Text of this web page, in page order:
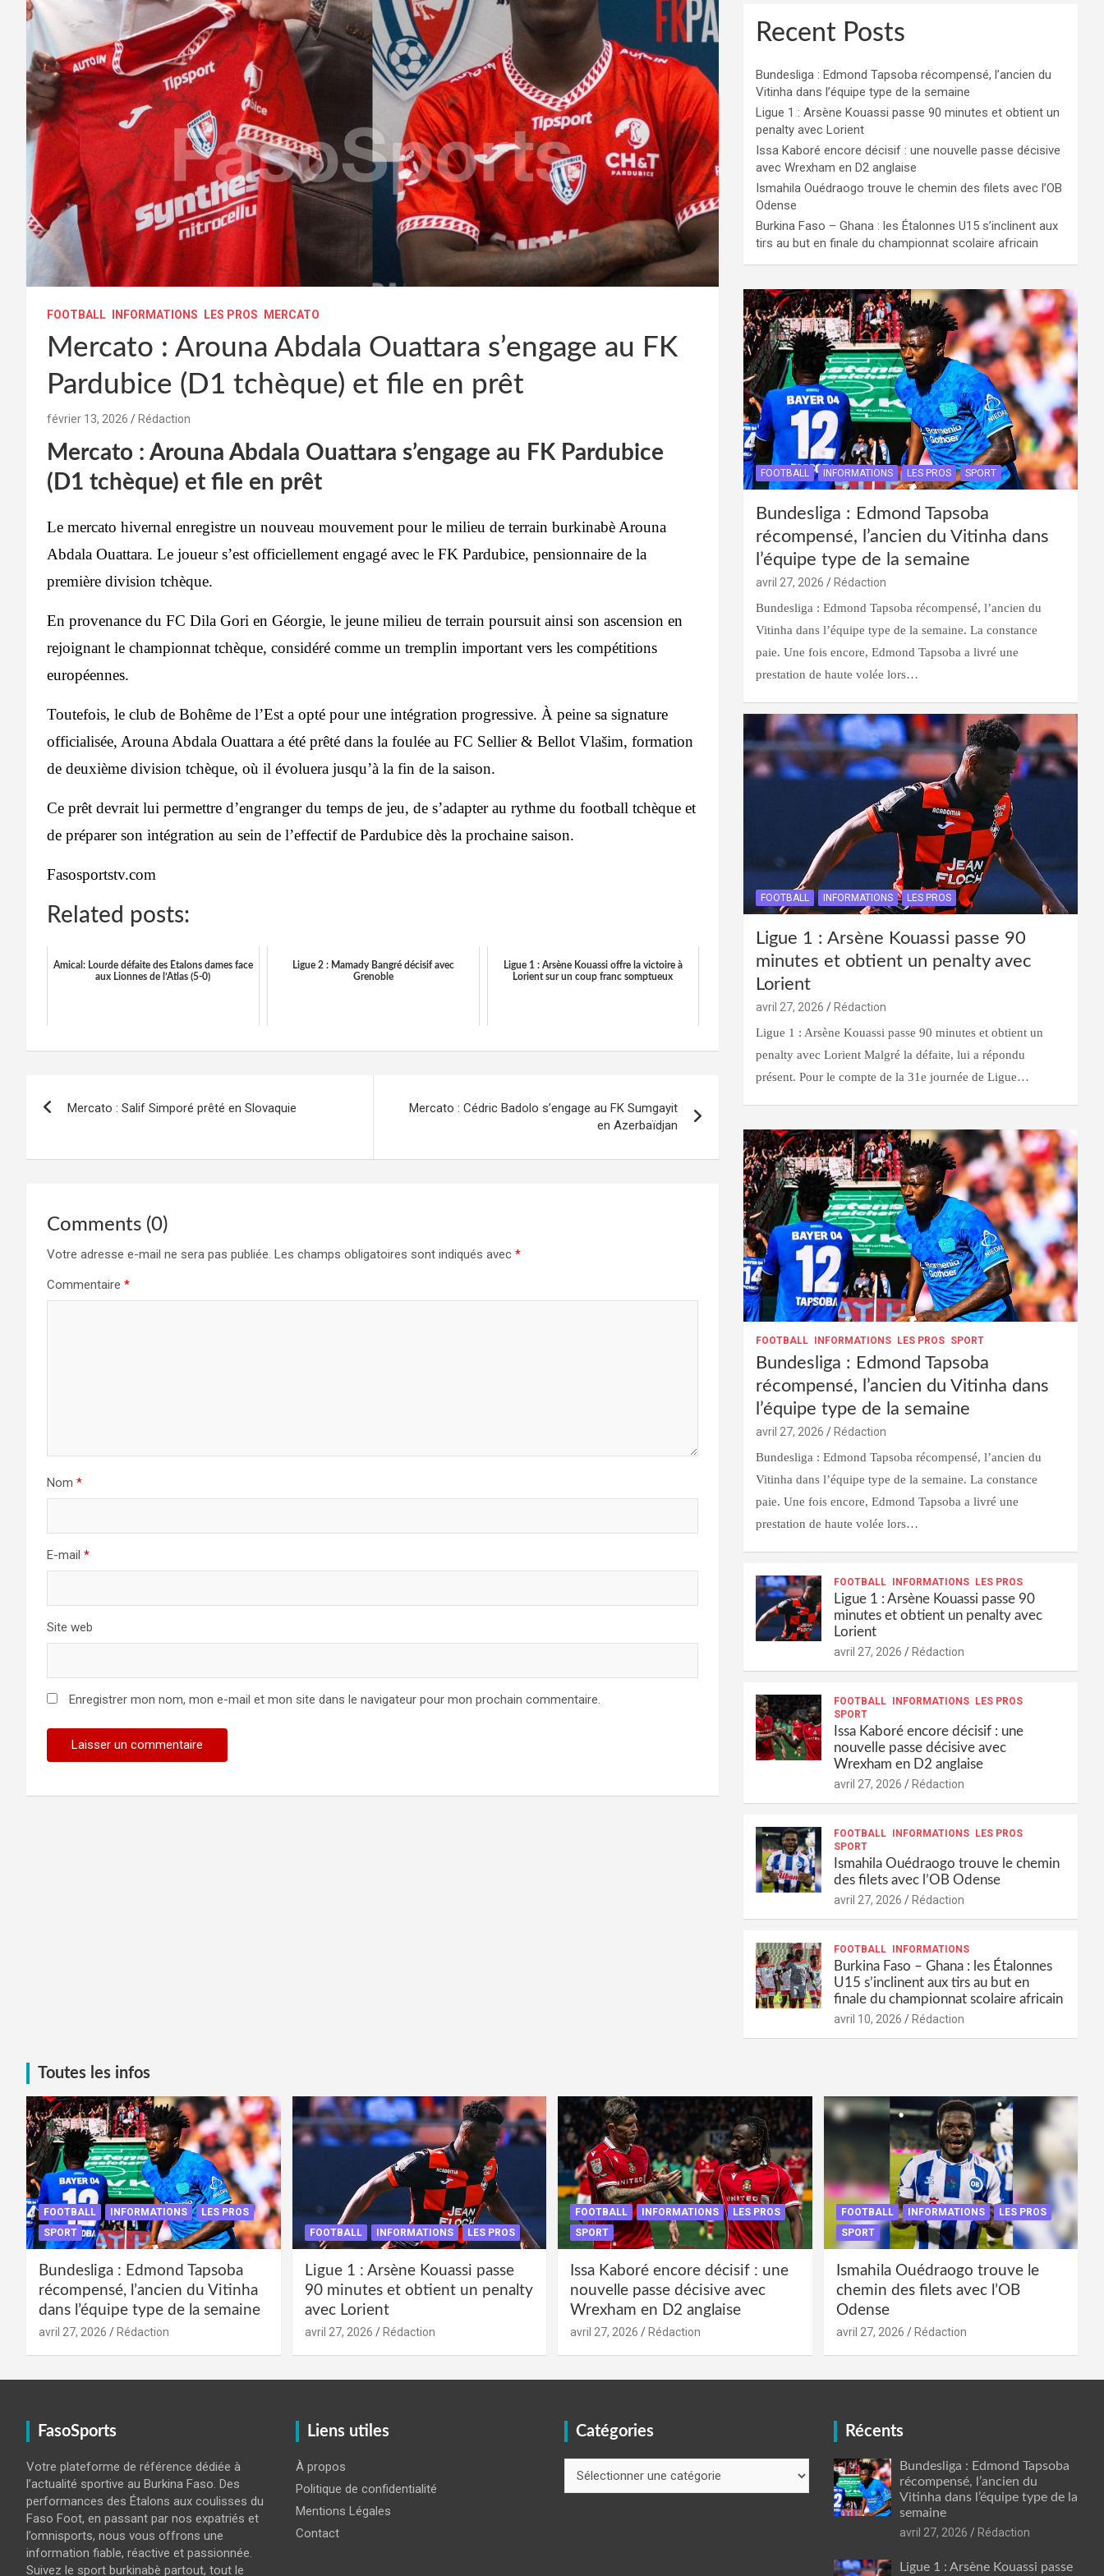
FOOTBALL INFORMATIONS LES PROS MERCATO
Mercato : Arouna Abdala Ouattara s’engage au FK
Pardubice (D1 tchèque) et file en prêt
février 13, 2026 Rédaction
Mercato : Arouna Abdala Ouattara s’engage au FK Pardubice
(D1 tchèque) et file en prêt
Le mercato hivernal enregistre un nouveau mouvement pour le milieu de terrain burkinabè Arouna
Abdala Ouattara. Le joueur s’est officiellement engagé avec le FK Pardubice, pensionnaire de la
première division tchèque.
En provenance du FC Dila Gori en Géorgie, le jeune milieu de terrain poursuit ainsi son ascension en
rejoignant le championnat tchèque, considéré comme un tremplin important vers les compétitions
européennes.
Toutefois, le club de Bohême de l’Est a opté pour une intégration progressive. À peine sa signature
officialisée, Arouna Abdala Ouattara a été prêté dans la foulée au FC Sellier & Bellot Vlašim, formation
de deuxième division tchèque, où il évoluera jusqu’à la fin de la saison.
Ce prêt devrait lui permettre d’engranger du temps de jeu, de s’adapter au rythme du football tchèque et
de préparer son intégration au sein de l’effectif de Pardubice dès la prochaine saison.
Fasosportstv.com
Related posts:
Amical: Lourde défaite des Étalons dames face
aux Lionnes de l’Atlas (5-0)
Ligue 2 : Mamady Bangré décisif avec
Grenoble
Ligue 1 : Arsène Kouassi offre la victoire à
Lorient sur un coup franc somptueux
l’article
Mercato : Salif Simporé prêté en Slovaquie
Mercato : Cédric Badolo s’engage au FK Sumgayit
en Azerbaïdjan
Comments (0)
Votre adresse e-mail ne sera pas publiée. Les champs obligatoires sont indiqués avec *
Commentaire *
Nom *
E-mail *
Site web
Enregistrer mon nom, mon e-mail et mon site dans le navigateur pour mon prochain commentaire.
Recent Posts
Bundesliga : Edmond Tapsoba récompensé, l’ancien du
Vitinha dans l’équipe type de la semaine
Ligue 1 : Arsène Kouassi passe 90 minutes et obtient un
penalty avec Lorient
Issa Kaboré encore décisif : une nouvelle passe décisive
avec Wrexham en D2 anglaise
Ismahila Ouédraogo trouve le chemin des filets avec l’OB
Odense
Burkina Faso – Ghana : les Étalonnes U15 s’inclinent aux
tirs au but en finale du championnat scolaire africain
FOOTBALL INFORMATIONS LES PROS SPORT
Bundesliga : Edmond Tapsoba
récompensé, l’ancien du Vitinha dans
l’équipe type de la semaine
avril 27, 2026
Rédaction
Bundesliga : Edmond Tapsoba récompensé, l’ancien du
Vitinha dans l’équipe type de la semaine. La constance
paie. Une fois encore, Edmond Tapsoba a livré une
prestation de haute volée lors…
FOOTBALL INFORMATIONS LES PROS
Ligue 1 : Arsène Kouassi passe 90
minutes et obtient un penalty avec
Lorient
avril 27, 2026
Rédaction
Ligue 1 : Arsène Kouassi passe 90 minutes et obtient un
penalty avec Lorient Malgré la défaite, lui a répondu
présent. Pour le compte de la 31e journée de Ligue…
FOOTBALL INFORMATIONS LES PROS SPORT
Bundesliga : Edmond Tapsoba
récompensé, l’ancien du Vitinha dans
l’équipe type de la semaine
avril 27, 2026
Rédaction
Bundesliga : Edmond Tapsoba récompensé, l’ancien du
Vitinha dans l’équipe type de la semaine. La constance
paie. Une fois encore, Edmond Tapsoba a livré une
prestation de haute volée lors…
FOOTBALL INFORMATIONS LES PROS
Ligue 1 : Arsène Kouassi passe 90
minutes et obtient un penalty avec
Lorient
avril 27, 2026 Rédaction
FOOTBALL INFORMATIONS
LES PROS
SPORT
Issa Kaboré encore décisif : une
nouvelle passe décisive avec
Wrexham en D2 anglaise
avril 27, 2026 Rédaction
FOOTBALL INFORMATIONS
LES PROS
SPORT
Ismahila Ouédraogo trouve le chemin
des filets avec l’OB Odense
avril 27, 2026 Rédaction
FOOTBALL INFORMATIONS
Burkina Faso – Ghana : les Étalonnes
U15 s’inclinent aux tirs au but en
finale du championnat scolaire africain
avril 10, 2026 Rédaction
Toutes les infos
FOOTBALL INFORMATIONS
LES PROS
SPORT
Bundesliga : Edmond Tapsoba
récompensé, l’ancien du Vitinha
dans l’équipe type de la semaine
avril 27, 2026 Rédaction
FOOTBALL INFORMATIONS LES PROS
Ligue 1 : Arsène Kouassi passe
90 minutes et obtient un penalty
avec Lorient
avril 27, 2026 Rédaction
FOOTBALL INFORMATIONS
LES PROS
SPORT
Issa Kaboré encore décisif : une
nouvelle passe décisive avec
Wrexham en D2 anglaise
avril 27, 2026 Rédaction
FOOTBALL INFORMATIONS
LES PROS
SPORT
Ismahila Ouédraogo trouve le
chemin des filets avec l’OB
Odense
avril 27, 2026 Rédaction
FasoSports
Votre plateforme de référence dédiée à
l’actualité sportive au Burkina Faso. Des
performances des Étalons aux coulisses du
Faso Foot, en passant par nos expatriés et
l’omnisports, nous vous offrons une
information fiable, réactive et passionnée.
Suivez le sport burkinabè partout, tout le
Liens utiles
À propos
Politique de confidentialité
Mentions Légales
Contact
Catégories Récents
Bundesliga : Edmond Tapsoba
récompensé, l’ancien du
Vitinha dans l’équipe type de la
semaine
avril 27, 2026
Rédaction
Ligue 1 : Arsène Kouassi passe